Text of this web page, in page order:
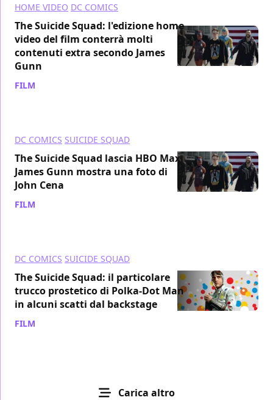
HOME VIDEO DC COMICS
The Suicide Squad: l'edizione home
video del film conterrà molti
contenuti extra secondo James
Gunn
FILM
DC COMICS SUICIDE SQUAD
The Suicide Squad lascia HBO Max,
James Gunn mostra una foto di
John Cena
FILM
DC COMICS SUICIDE SQUAD
The Suicide Squad: il particolare
trucco prostetico di Polka-Dot Man
in alcuni scatti dal backstage
FILM
Carica altro